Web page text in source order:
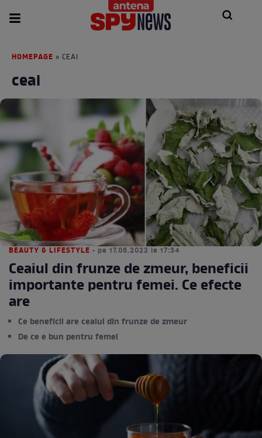
HOMEPAGE » CEAI
ceai
BEAUTY & LIFESTYLE • pe 17.06.2022 la 17:34
Ceaiul din frunze de zmeur, beneficii
importante pentru femei. Ce efecte
are
Ce beneficii are ceaiul din frunze de zmeur
De ce e bun pentru femei